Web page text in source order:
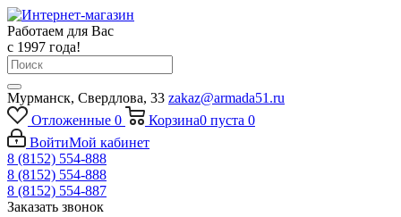
Работаем для Вас
с 1997 года!
Мурманск, Свердлова, 33 zakaz@armada51.ru
Отложенные 0 Корзина0 пуста 0
ВойтиМой кабинет
8 (8152) 554-888
8 (8152) 554-888
8 (8152) 554-887
Заказать звонок